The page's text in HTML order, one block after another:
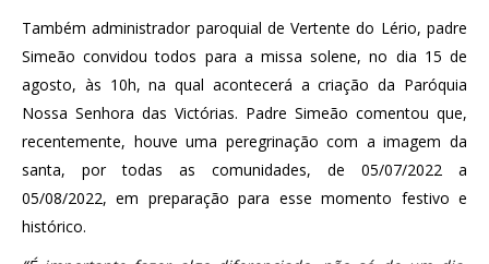
Também administrador paroquial de Vertente do Lério, padre
Simeão convidou todos para a missa solene, no dia 15 de
agosto, às 10h, na qual acontecerá a criação da Paróquia
Nossa Senhora das Victórias. Padre Simeão comentou que,
recentemente, houve uma peregrinação com a imagem da
santa, por todas as comunidades, de 05/07/2022 a
05/08/2022, em preparação para esse momento festivo e
histórico.